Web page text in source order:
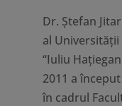
Dr. Ştefan
al Universităţii
“Iuliu
2011 a
în cadrul